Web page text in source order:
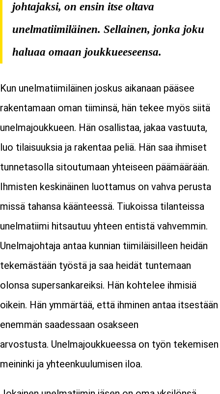
johtajaksi, on ensin itse oltava
unelmatiimiläinen. Sellainen, jonka joku
haluaa omaan joukkueeseensa.
Kun unelmatiimiläinen joskus aikanaan pääsee
rakentamaan oman tiiminsä, hän tekee myös siitä
unelmajoukkueen. Hän osallistaa, jakaa vastuuta,
luo tilaisuuksia ja rakentaa peliä. Hän saa ihmiset
tunnetasolla sitoutumaan yhteiseen päämäärään.
Ihmisten keskinäinen luottamus on vahva perusta
missä tahansa käänteessä. Tiukoissa tilanteissa
unelmatiimi hitsautuu yhteen entistä vahvemmin.
Unelmajohtaja antaa kunnian tiimiläisilleen heidän
tekemästään työstä ja saa heidät tuntemaan
olonsa supersankareiksi. Hän kohtelee ihmisiä
oikein. Hän ymmärtää, että ihminen antaa itsestään
enemmän saadessaan osakseen
arvostusta. Unelmajoukkueessa on työn tekemisen
meininki ja yhteenkuulumisen iloa.